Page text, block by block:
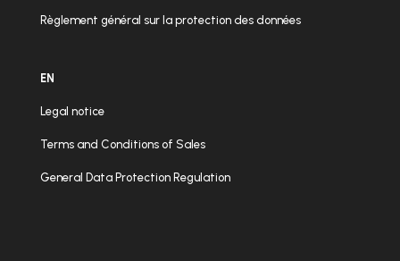
Règlement général sur la protection des données
EN
Legal notice
Terms and Conditions of Sales
General Data Protection Regulation